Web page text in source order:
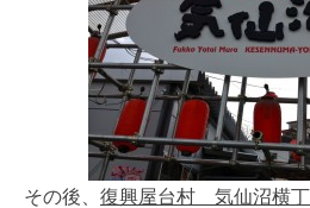
その後、 復興屋台村 気仙沼横丁